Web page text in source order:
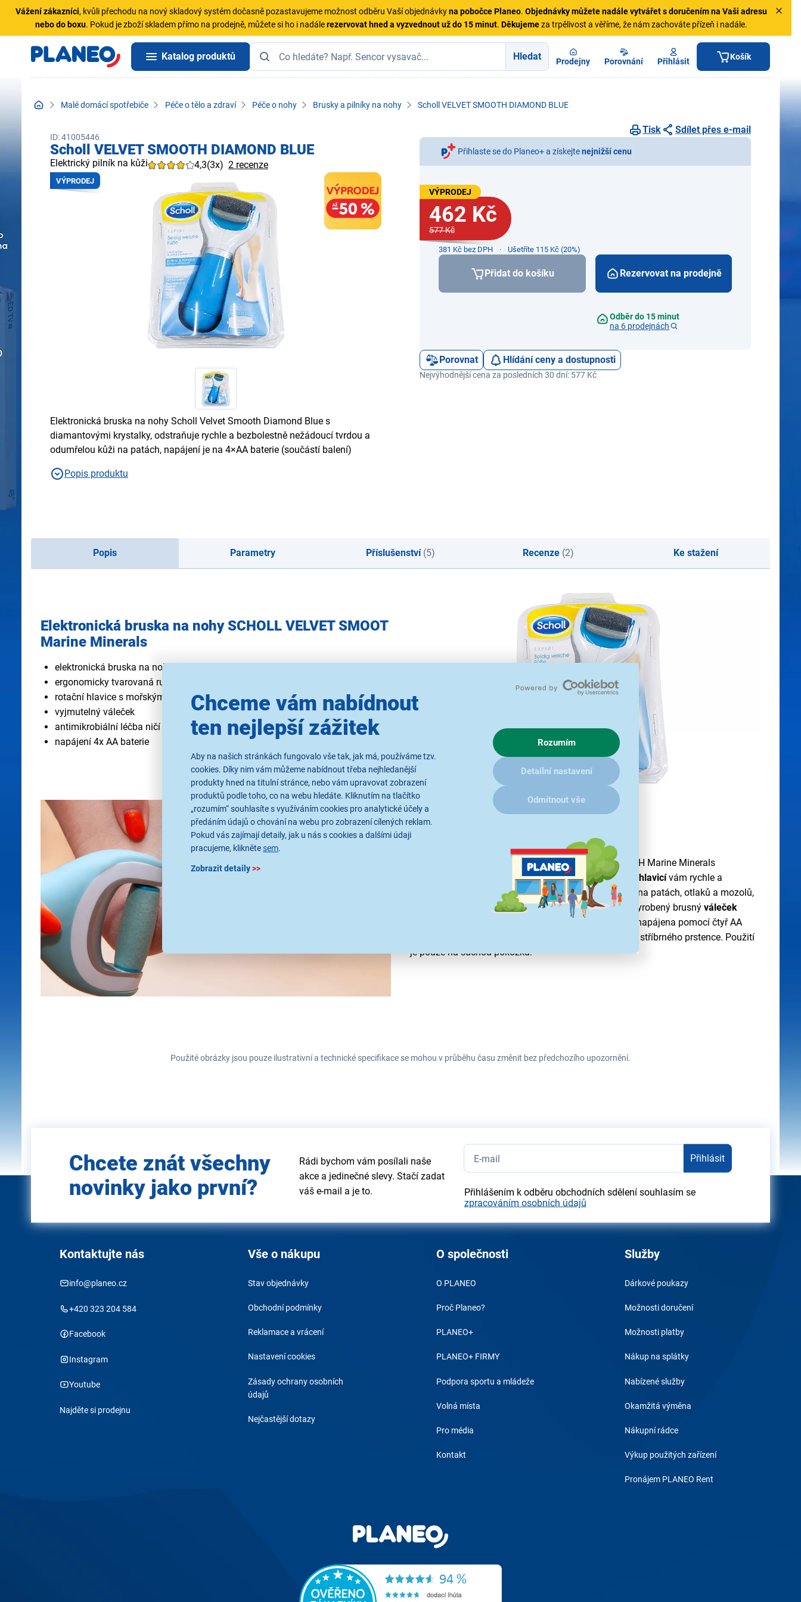
Chceme vám nabídnout
ten nejlepší zážitek
Aby na našich stránkách fungovalo vše tak, jak má, používáme tzv.
cookies. Díky nim vám můžeme nabídnout třeba nejhledanější
produkty hned na titulní stránce, nebo vám upravovat zobrazení
produktů podle toho, co na webu hledáte. Kliknutím na tlačítko
„rozumím“ souhlasíte s využíváním cookies pro analytické účely a
předáním údajů o chování na webu pro zobrazení cílených reklam.
Pokud vás zajímají detaily, jak u nás s cookies a dalšími údaji
pracujeme, klikněte sem.
Zobrazit detaily>>
Rozumím
Detailní nastavení
Odmítnout vše
Vážení zákazníci, kvůli přechodu na nový skladový systém dočasně pozastavujeme možnost odběru Vaší objednávkyna pobočce Planeo. Objednávkymůžete nadále vytvářet s doručením na Vaši adresu
nebo do boxu. Pokud je zboží skladem přímo na prodejně, můžete si ho i nadálerezervovat hned a vyzvednout už do 15 minut. Děkujemeza trpělivost a věříme, že nám zachováte přízeň i nadále.
Katalog produktů Hledat Prodejny Porovnání Přihlásit Košík
Malé domácí spotřebiče Péče o tělo a zdraví Péče o nohy Brusky a pilníky na nohy Scholl VELVET SMOOTH DIAMOND BLUE
ID: 41005446
Scholl VELVET SMOOTH DIAMOND BLUE
Elektrický pilník na kůži 4,3(3x) 2 recenze
VÝPRODEJ
Elektronická bruska na nohy Scholl Velvet Smooth Diamond Blue s
diamantovými krystalky, odstraňuje rychle a bezbolestně nežádoucí tvrdou a
odumřelou kůži na patách, napájení je na 4×AA baterie (součástí balení)
Popis produktu
Tisk Sdílet přes e-mail
Přihlaste se do Planeo+ a získejtenejnižší cenu
VÝPRODEJ
462 Kč
577 Kč
381 Kč bez DPH Ušetříte 115 Kč (20%)
Přidat do košíku Rezervovat na prodejně
Odběr do 15 minut
na 6 prodejnách
Porovnat Hlídání ceny a dostupnosti
Nejvýhodnější cena za posledních 30 dní: 577 Kč
Popis Parametry Příslušenství(5) Recenze(2) Ke stažení
Elektronická bruska na nohy SCHOLL VELVET SMOOT
Marine Minerals
elektronická bruska na nohy
ergonomicky tvarovaná rukojeť
rotační hlavice s mořskými minerály
vyjmutelný váleček
antimikrobiální léčba ničí 99,9 bakterií
napájení 4x AA baterie
Nejlepší volba pro vaše chodidla
Elektronická bruska na nohy SCHOLL VELVET SMOOTH Marine Minerals
s ergonomicky tvarovanou měkkou rukojetí a rotační hlavicívám rychle a
bezbolestně pomůže se zbavit nežádoucí ztvrdlé kůže na patách, otlaků a mozolů,
aby byly vaše paty krásně hebké a hladké. Speciálně vyrobený brusný váleček
se dá snadno vyjmout a umýt. Bruska je napájena pomocí čtyř AA
baterií a velmi jednoduše se zapíná a vypíná otočením stříbrného prstence. Použití
je pouze na suchou pokožku.
Použité obrázky jsou pouze ilustrativní a technické specifikace se mohou v průběhu času změnit bez předchozího upozornění.
e-mail
Chcete znát všechny
novinky jako první?
Rádi bychom vám posílali naše
akce a jedinečné slevy. Stačí zadat
váš e-mail a je to.
Přihlásit
Přihlášením k odběru obchodních sdělení souhlasím se
zpracováním osobních údajů
Kontaktujte nás
info@planeo.cz
+420 323 204 584
Facebook
Instagram
Youtube
Najděte si prodejnu
Vše o nákupu
Stav objednávky
Obchodní podmínky
Reklamace a vrácení
Nastavení cookies
Zásady ochrany osobních
údajů
Nejčastější dotazy
O společnosti
O PLANEO
Proč Planeo?
PLANEO+
PLANEO+ FIRMY
Podpora sportu a mládeže
Volná místa
Pro média
Kontakt
Služby
Dárkové poukazy
Možnosti doručení
Možnosti platby
Nákup na splátky
Nabízené služby
Okamžitá výměna
Nákupní rádce
Výkup použitých zařízení
Pronájem PLANEO Rent